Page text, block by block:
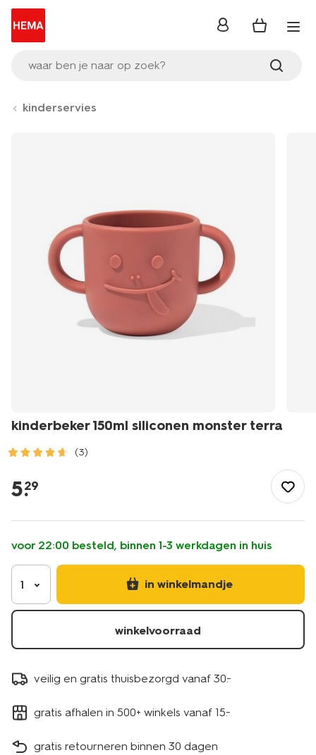
waar ben je naar op zoek?
inloggen
kinderservies
kinderbeker 150ml siliconen monster terra
(3)
tafelen/servies/kinderservies/kinderbeker-
150ml-
monster-
-
-80650222.html
5.
29
voor 22:00 besteld, binnen 1-3 werkdagen in huis
1 in winkelmandje
winkelvoorraad
veilig en gratis thuisbezorgd vanaf 30.-
gratis afhalen in 500+ winkels vanaf 15.-
gratis retourneren binnen 30 dagen